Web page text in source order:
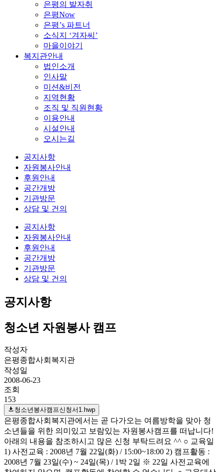
은평의 발자취
은평Now
은평’s 파트너
소식지 ‘겨자씨’
마을이야기
복지관안내
법인소개
인사말
미션&비전
지역현황
조직 및 직원현황
이용안내
시설안내
오시는길
공지사항
자원봉사안내
후원안내
공간개방
기관방문
상담 및 건의
공지사항
자원봉사안내
후원안내
공간개방
기관방문
상담 및 건의
공지사항
청소년 자원봉사 캠프
작성자
은평종합사회복지관
작성일
2008-06-23
조회
153
청소년봉사캠프신청서1.hwp
은평종합사회복지관에서는 곧 다가오는 여름방학을 맞아 청
소년들을 위한 의미있고 보람있는 자원봉사캠프를 떠납니다!
아래의 내용을 참조하시고 많은 신청 부탁드려요 ^^ ○ 교육일
1) 사전교육 : 2008년 7월 22일(화) / 15:00~18:00 2) 캠프활동 :
2008년 7월 23일(수) ~ 24일(목) / 1박 2일 ※ 22일 사전교육에